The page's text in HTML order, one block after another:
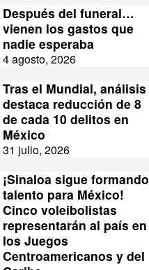
Después del funeral…
vienen los gastos que
nadie esperaba
4 agosto, 2026
Tras el Mundial, análisis
destaca reducción de 8
de cada 10 delitos en
México
31 julio, 2026
¡Sinaloa sigue formando
talento para México!
Cinco voleibolistas
representarán al país en
los Juegos
Centroamericanos y del